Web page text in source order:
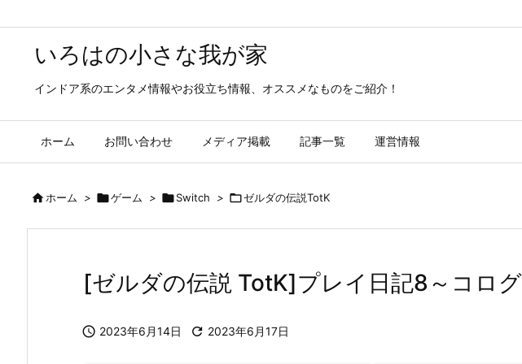
いろはの小さな我が家
インドア系のエンタメ情報やお役立ち情報、オススメなものをご紹介！
ホーム お問い合わせ メディア掲載 記事一覧 運営情報
ホーム > ゲーム > Switch > ゼルダの伝説TotK
[ゼルダの伝説 TotK]プレイ日記8～コロ
 2023年6月14日  2023年6月17日